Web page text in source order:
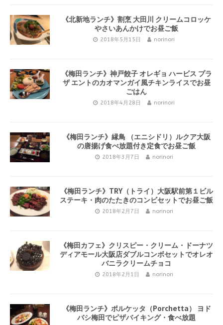
《北新地ランチ》割烹 大田川 クリームコロッケ
やさいあんかけでお昼ご飯
2018年5月15日 norinori
《梅田ランチ》神戸餃子 オレギョ ハービス プラ
ザ エントのカオマンガイ風チキンライスでお昼
ごはん
2018年4月28日 norinori
《梅田ランチ》縁鳥 （エニシドリ）ルクア大阪
の唐揚げ食べ放題付き定食でお昼ご飯
2018年3月7日 norinori
《梅田ランチ》TRY（トライ）大阪駅前第１ビル
ステーキ・肉のたたきのコンビセットでお昼ご飯
2018年2月7日 norinori
《梅田カフェ》クリスピー・クリーム・ドーナツ
ディアモール大阪店ダブルコンボセットでオレオ
バニラクリームチョコ
2018年2月1日 norinori
《梅田ランチ》ポルケッタ（Porchetta） ヨド
バシ梅田でピザバイキング・食べ放題